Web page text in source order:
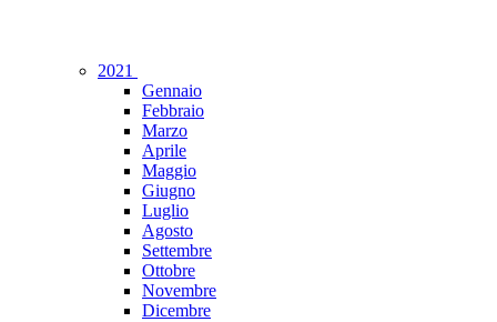
2021
Gennaio
Febbraio
Marzo
Aprile
Maggio
Giugno
Luglio
Agosto
Settembre
Ottobre
Novembre
Dicembre